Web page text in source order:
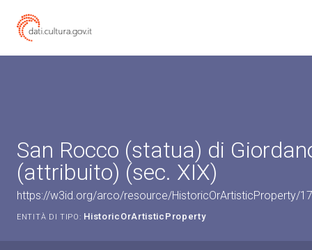
San Rocco (statua) di
(attribuito) (sec. XIX)
https://w3id.org/arco/resource/HistoricOrArtisticProperty/
ENTITÀ DI TIPO: HistoricOrArtisticProperty